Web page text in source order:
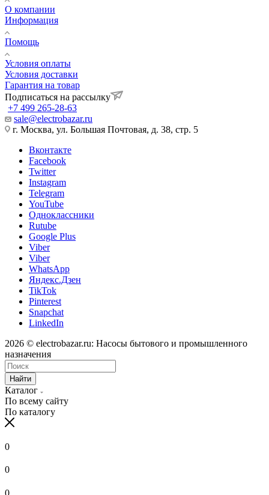
О компании
Информация
Помощь
Условия оплаты
Условия доставки
Гарантия на товар
Подписаться на рассылку
+7 499 265-28-63
sale@electrobazar.ru
г. Москва, ул. Большая Почтовая, д. 38, стр. 5
Вконтакте
Facebook
Twitter
Instagram
Telegram
YouTube
Одноклассники
Rutube
Google Plus
Viber
Viber
WhatsApp
Яндекс.Дзен
TikTok
Pinterest
Snapchat
LinkedIn
2026 © electrobazar.ru: Насосы бытового и промышленного
назначения
Найти
Каталог
По всему сайту
По каталогу
0
0
0